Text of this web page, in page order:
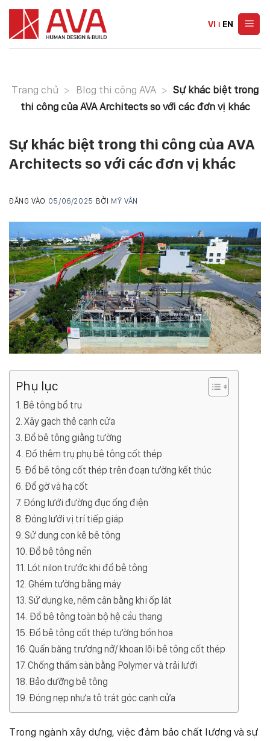
Skip
content
VI | EN
Trang chủ > Blog thi công AVA > Sự khác biệt trong
thi công của AVA Architects so với các đơn vị khác
Sự khác biệt trong thi công của AVA
Architects so với các đơn vị khác
ĐĂNG VÀO 05/06/2025 BỞI MỸ VÂN
Phụ lục
Bê tông bổ trụ
Xây gạch thẻ cạnh cửa
Đổ bê tông giằng tường
Đổ thêm trụ phụ bê tông cốt thép
Đổ bê tông cốt thép trên đoạn tường kết thúc
Đổ gờ và hạ cốt
Đóng lưới đường đục ống điện
Đóng lưới vị trí tiếp giáp
Sử dụng con kê bê tông
Đổ bê tông nền
Lót nilon trước khi đổ bê tông
Ghém tường bằng máy
Sử dụng ke, nêm cân bằng khi ốp lát
Đổ bê tông toàn bộ hệ cầu thang
Đổ bê tông cốt thép tường bồn hoa
Quấn băng trương nở/ khoan lõi bê tông cốt thép
Chống thấm sàn bằng Polymer và trải lưới
Bảo dưỡng bê tông
Đóng nẹp nhựa tô trát góc cạnh cửa
Trong ngành xây dựng, việc đảm bảo chất lượng và sự